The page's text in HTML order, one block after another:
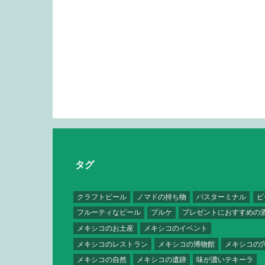
タグ
クラフトビール ノマドの持ち物 バスターミナル
フルーティなビール
プルケ
プレゼントにおすすめの
メキシコのお土産
メキシコのイベント
メキシコのレストラン
メキシコの博物館
メキシコの
メキシコの自然
メキシコの遺跡 味が濃いテキーラ